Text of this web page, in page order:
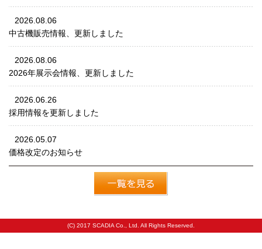
2026.08.06
中古機販売情報、更新しました
2026.08.06
2026年展示会情報、更新しました
2026.06.26
採用情報を更新しました
2026.05.07
価格改定のお知らせ
(C) 2017 SCADIA Co., Ltd. All Rights Reserved.